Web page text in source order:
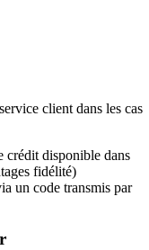
client dans les cas
crédit disponible dans
fidélité)
un code transmis par